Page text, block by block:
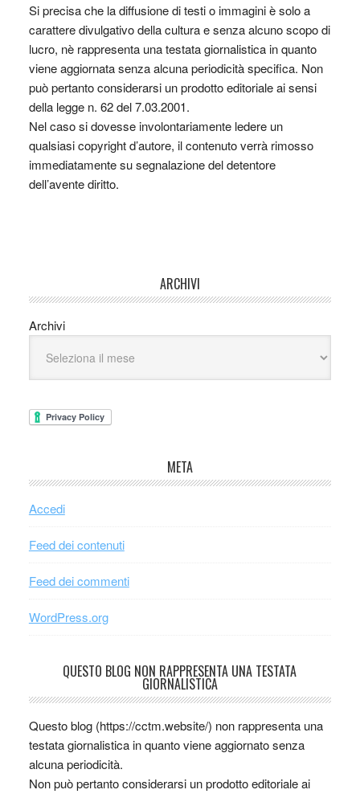
Si precisa che la diffusione di testi o immagini è solo a
carattere divulgativo della cultura e senza alcuno scopo di
lucro, nè rappresenta una testata giornalistica in quanto
viene aggiornata senza alcuna periodicità specifica. Non
può pertanto considerarsi un prodotto editoriale ai sensi
della legge n. 62 del 7.03.2001.
Nel caso si dovesse involontariamente ledere un
qualsiasi copyright d’autore, il contenuto verrà rimosso
immediatamente su segnalazione del detentore
dell’avente diritto.
ARCHIVI
Archivi
META
Accedi
Feed dei contenuti
Feed dei commenti
WordPress.org
QUESTO BLOG NON RAPPRESENTA UNA TESTATA
GIORNALISTICA
Questo blog (https://cctm.website/) non rappresenta una
testata giornalistica in quanto viene aggiornato senza
alcuna periodicità.
Non può pertanto considerarsi un prodotto editoriale ai